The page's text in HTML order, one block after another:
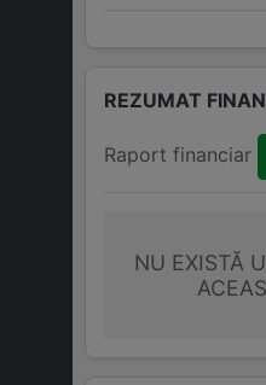
REZUMAT
Raport financiar
NU EXISTĂ